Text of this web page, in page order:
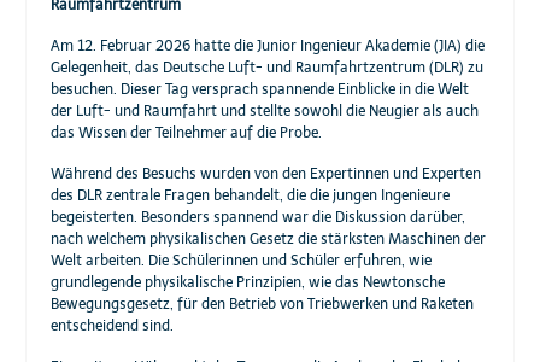
Raumfahrtzentrum
Am 12. Februar 2026 hatte die Junior Ingenieur Akademie (JIA) die
Gelegenheit, das Deutsche Luft- und Raumfahrtzentrum (DLR) zu
besuchen. Dieser Tag versprach spannende Einblicke in die Welt
der Luft- und Raumfahrt und stellte sowohl die Neugier als auch
das Wissen der Teilnehmer auf die Probe.
Während des Besuchs wurden von den Expertinnen und Experten
des DLR zentrale Fragen behandelt, die die jungen Ingenieure
begeisterten. Besonders spannend war die Diskussion darüber,
nach welchem physikalischen Gesetz die stärksten Maschinen der
Welt arbeiten. Die Schülerinnen und Schüler erfuhren, wie
grundlegende physikalische Prinzipien, wie das Newtonsche
Bewegungsgesetz, für den Betrieb von Triebwerken und Raketen
entscheidend sind.